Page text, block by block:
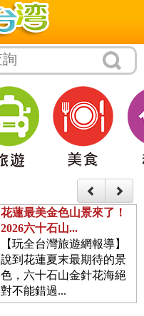
花蓮最美金色山景來了！
2026六十石山...
【玩全台灣旅遊網報導】
說到花蓮夏末最期待的景
色，六十石山金針花海絕
對不能錯過...